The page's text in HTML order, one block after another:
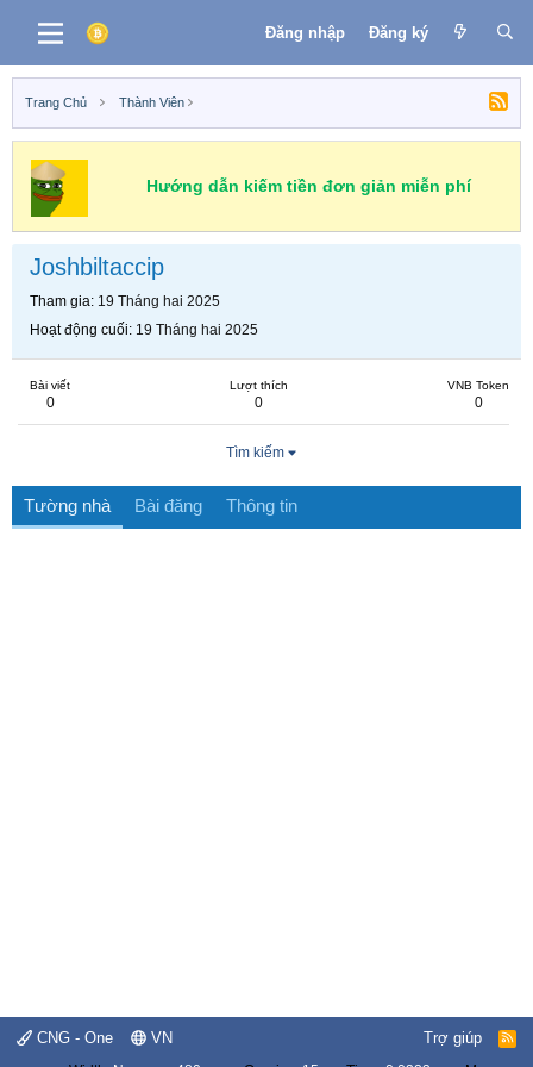
Đăng nhập Đăng ký
Trang Chủ Thành Viên
Hướng dẫn kiếm tiền đơn giản miễn phí
Joshbiltaccip
Tham gia 19 Tháng hai 2025
Hoạt động cuối 19 Tháng hai 2025
Bài viết
0
Lượt thích
0
VNB Token
0
Tìm kiếm
Tường nhà Bài đăng Thông tin
CNG - One VN Trợ giúp
R